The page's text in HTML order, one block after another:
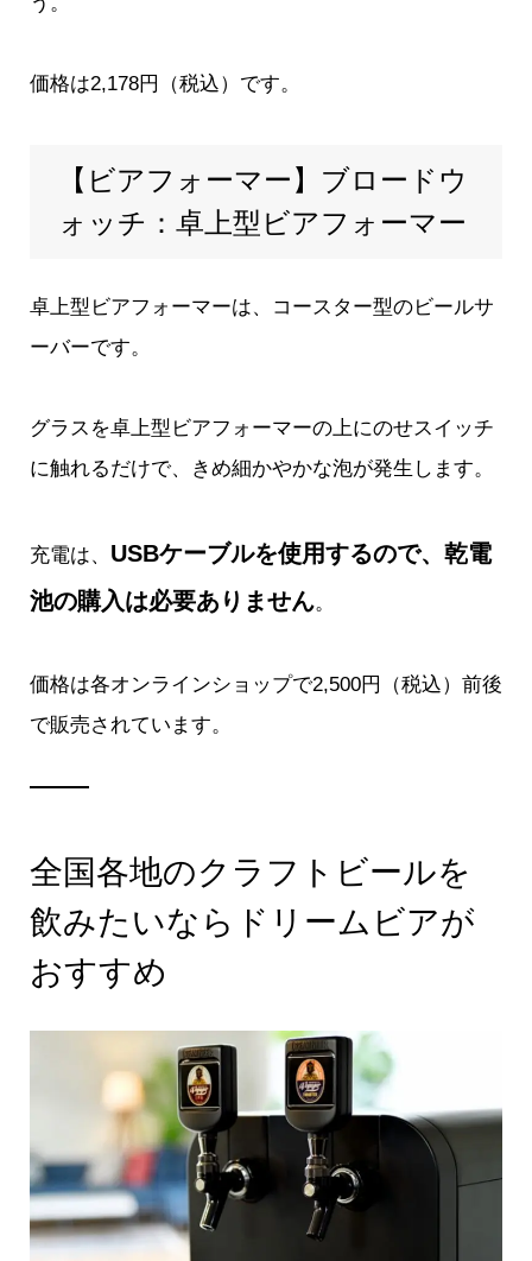
価格は2,178円（税込）です。
【ビアフォーマー】ブロードウ
ォッチ：卓上型ビアフォーマー
卓上型ビアフォーマーは、コースター型のビールサ
ーバーです。
グラスを卓上型ビアフォーマーの上にのせスイッチ
に触れるだけで、きめ細かやかな泡が発生します。
充電は、 USBケーブルを使用するので、乾電
池の購入は必要ありません。
価格は各オンラインショップで2,500円（税込）前後
で販売されています。
全国各地のクラフトビールを
飲みたいならドリームビアが
おすすめ